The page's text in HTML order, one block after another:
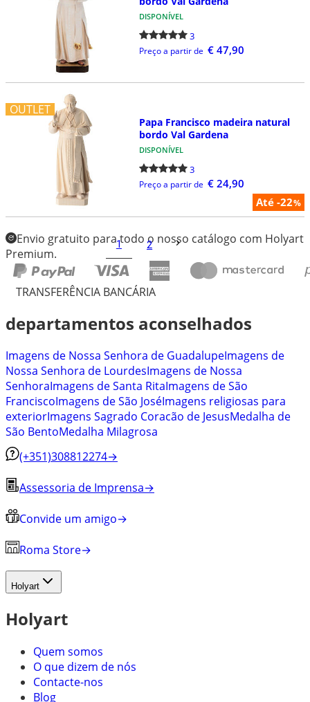
DISPONÍVEL
3
Preço a partir de € 47,90
OUTLET
Até -22%
Papa Francisco madeira natural
bordo Val Gardena
DISPONÍVEL
3
Preço a partir de € 24,90
1 2
Envio gratuito para todo o nosso catálogo com Holyart
Premium.
TRANSFERÊNCIA BANCÁRIA
departamentos aconselhados
Imagens de Nossa Senhora de GuadalupeImagens de
Nossa Senhora de LourdesImagens de Nossa
SenhoraImagens de Santa RitaImagens de São
FranciscoImagens de São JoséImagens religiosas para
exteriorImagens Sagrado Coracão de JesusMedalha de
São BentoMedalha Milagrosa
(+351)308812274→
Assessoria de Imprensa→
Convide um amigo→
Roma Store→
Holyart
Holyart
Quem somos
O que dizem de nós
Contacte-nos
Blog